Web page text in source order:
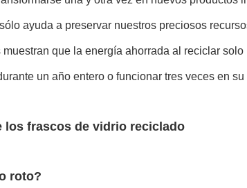
ayuda a preservar nuestros preciosos
que la energía ahorrada al reciclar
un año entero o funcionar tres veces en
los frascos de vidrio reciclado
roto?